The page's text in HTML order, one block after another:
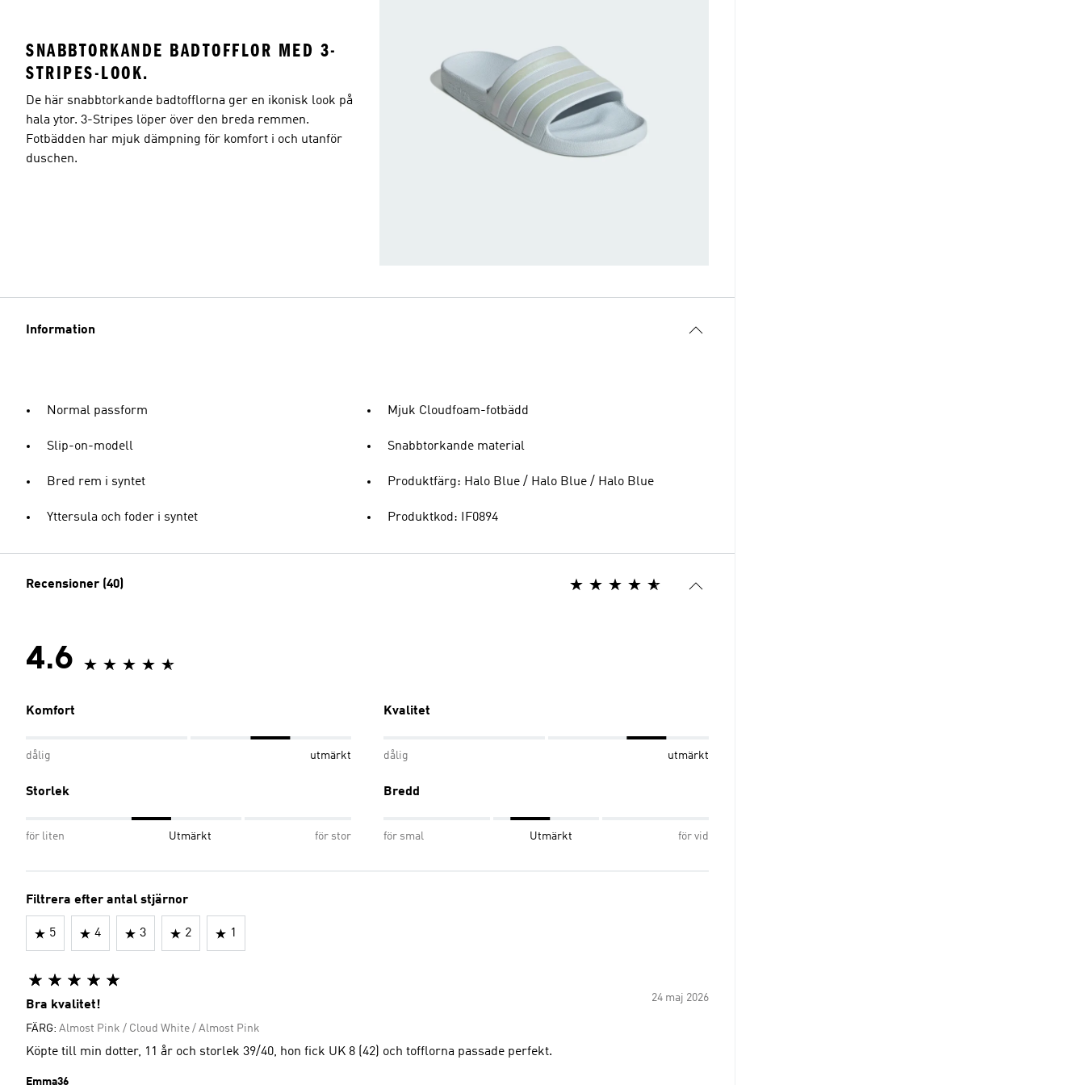
SNABBTORKANDE BADTOFFLOR MED 3-
STRIPES-LOOK.
De här snabbtorkande badtofflorna ger en ikonisk look på
hala ytor. 3-Stripes löper över den breda remmen.
Fotbädden har mjuk dämpning för komfort i och utanför
duschen.
Information
Normal passform
Slip-on-modell
Bred rem i syntet
Yttersula och foder i syntet
Mjuk Cloudfoam-fotbädd
Snabbtorkande material
Produktfärg: Halo Blue / Halo Blue / Halo Blue
Produktkod: IF0894
Recensioner (40)
4.6
Komfort
dålig utmärkt
Kvalitet
dålig utmärkt
Storlek
för liten Utmärkt för stor
Bredd
för smal Utmärkt för vid
Filtrera efter antal stjärnor
5 4 3 2 1
24 maj 2026
Bra kvalitet!
FÄRG: Almost Pink / Cloud White / Almost Pink
Köpte till min dotter, 11 år och storlek 39/40, hon fick UK 8 (42) och tofflorna passade perfekt.
Emma36